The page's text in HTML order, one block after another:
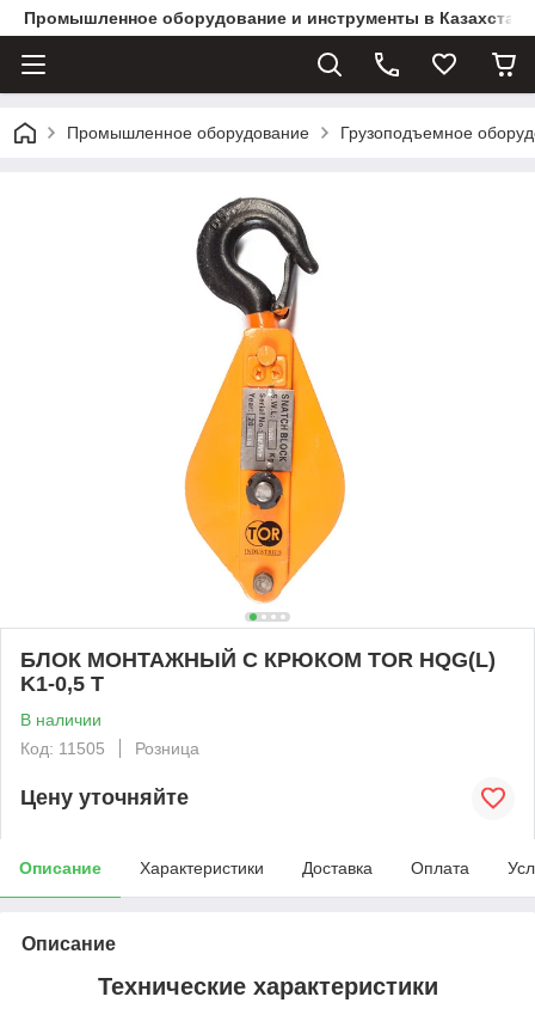
Промышленное оборудование и инструменты в
Промышленное оборудование Грузоподъемное
БЛОК МОНТАЖНЫЙ С КРЮКОМ TOR HQG(L)
K1-0,5 Т
В наличии
Код: 11505
Розница
Цену уточняйте
Описание Характеристики Доставка Оплата
Описание
Технические характеристики